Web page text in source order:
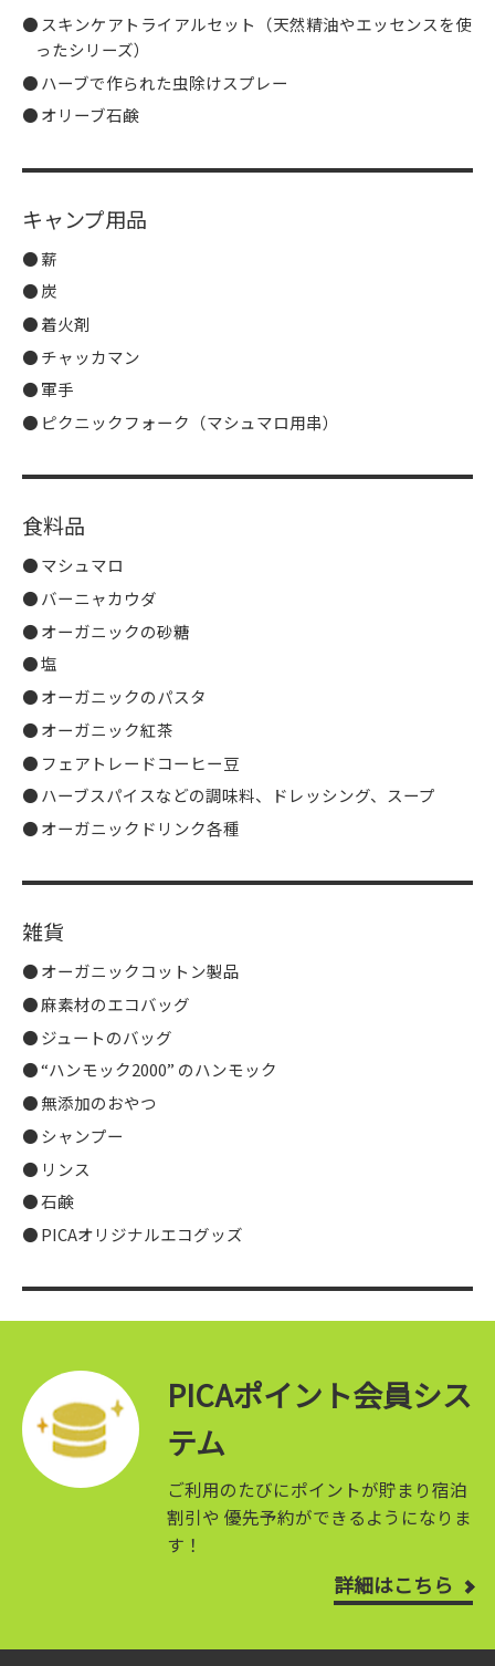
スキンケアトライアルセット（天然精油やエッセンスを使
ったシリーズ）
ハーブで作られた虫除けスプレー
オリーブ石鹸
キャンプ用品
薪
炭
着火剤
チャッカマン
軍手
ピクニックフォーク（マシュマロ用串）
食料品
マシュマロ
バーニャカウダ
オーガニックの砂糖
塩
オーガニックのパスタ
オーガニック紅茶
フェアトレードコーヒー豆
ハーブスパイスなどの調味料、ドレッシング、スープ
オーガニックドリンク各種
雑貨
オーガニックコットン製品
麻素材のエコバッグ
ジュートのバッグ
“ハンモック2000” のハンモック
無添加のおやつ
シャンプー
リンス
石鹸
PICAオリジナルエコグッズ
PICAポイント会員シス
テム
ご利用のたびにポイントが貯まり宿泊
割引や 優先予約ができるようになりま
す！
詳細はこちら